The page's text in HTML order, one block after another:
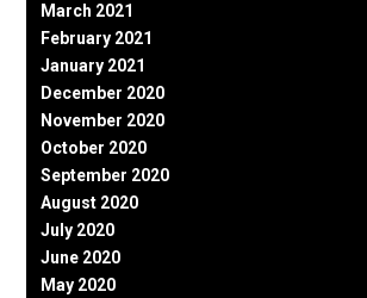
March 2021
February 2021
January 2021
December 2020
November 2020
October 2020
September 2020
August 2020
July 2020
June 2020
May 2020